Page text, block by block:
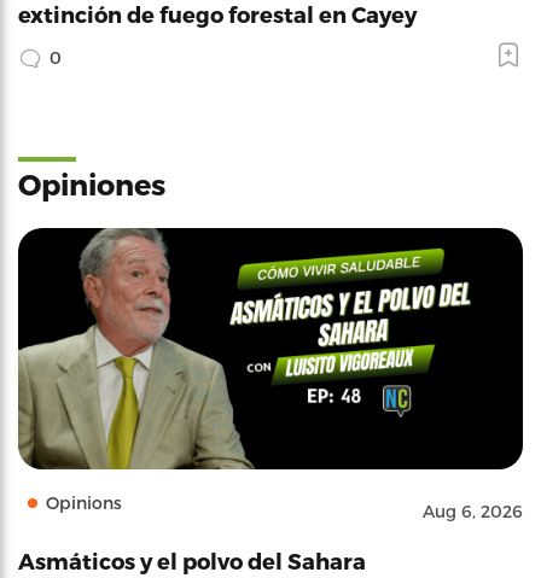
extinción de fuego forestal en Cayey
0
Opiniones
Opinions Aug 6, 2026
Asmáticos y el polvo del Sahara